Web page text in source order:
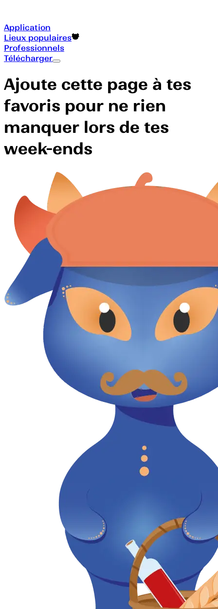
Application
Lieux populaires
Professionnels
Télécharger
Ajoute cette page à tes
favoris pour ne rien
manquer lors de tes
week-ends